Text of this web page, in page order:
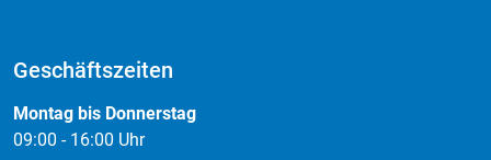
Geschäftszeiten
Montag bis Donnerstag
09:00 - 16:00 Uhr